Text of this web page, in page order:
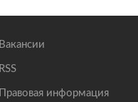
Вакансии
RSS
Правовая информация